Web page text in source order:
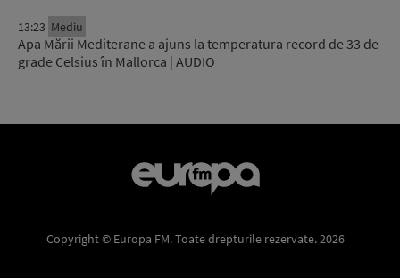
13:23 Mediu
Apa Mării Mediterane a ajuns la temperatura record de 33 de
grade Celsius în Mallorca | AUDIO
Copyright © Europa FM. Toate drepturile rezervate. 2026